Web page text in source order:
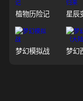
植物历险记
梦幻模拟战